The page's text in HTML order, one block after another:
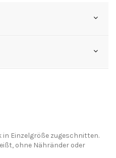
in Einzelgröße zugeschnitten.
ohne Nähränder oder